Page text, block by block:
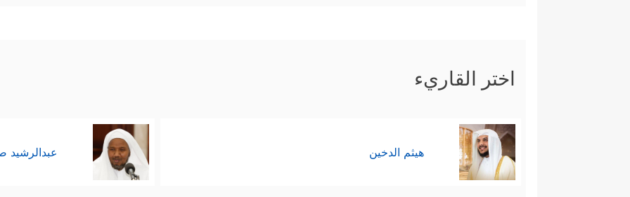
اختر القاريء
هيثم الدخين عبدالرشيد